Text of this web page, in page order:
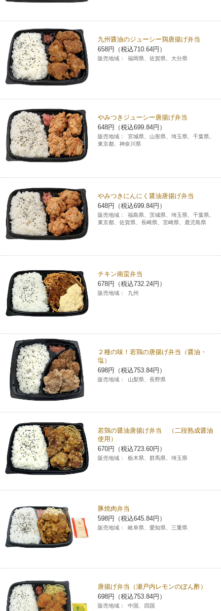
九州醤油のジューシー鶏唐揚げ弁当
658円（税込710.64円）
販売地域： 福岡県、佐賀県、大分県
やみつきジューシー唐揚げ弁当
648円（税込699.84円）
販売地域：
宮城県、山形県、埼玉県、千葉県、
東京都、神奈川県
やみつきにんにく醤油唐揚げ弁当
648円（税込699.84円）
販売地域：
福島県、茨城県、埼玉県、千葉県、
東京都、佐賀県、長崎県、宮崎県、鹿児島県
チキン南蛮弁当
678円（税込732.24円）
販売地域： 九州
２種の味！若鶏の唐揚げ弁当（醤油・
塩）
698円（税込753.84円）
販売地域： 山梨県、長野県
若鶏の醤油唐揚げ弁当 （二段熟成醤油
使用）
670円（税込723.60円）
販売地域： 栃木県、群馬県、埼玉県
豚焼肉弁当
598円（税込645.84円）
販売地域： 岐阜県、愛知県、三重県
唐揚げ弁当（瀬戸内レモンのぽん酢）
698円（税込753.84円）
販売地域： 中国、四国